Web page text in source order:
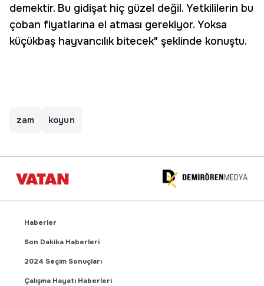
demektir. Bu gidişat hiç güzel değil. Yetkililerin bu
çoban fiyatlarına el atması gerekiyor. Yoksa
küçükbaş hayvancılık bitecek" şeklinde konuştu.
zam koyun
Haberler
Son Dakika Haberleri
2024 Seçim Sonuçları
Çalışma Hayatı Haberleri